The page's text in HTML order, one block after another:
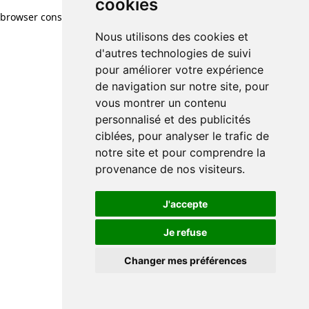
cookies
Nous utilisons des cookies et
d'autres technologies de suivi
pour améliorer votre expérience
de navigation sur notre site, pour
vous montrer un contenu
personnalisé et des publicités
ciblées, pour analyser le trafic de
notre site et pour comprendre la
provenance de nos visiteurs.
J'accepte
Je refuse
Changer mes préférences
browser console for more information)